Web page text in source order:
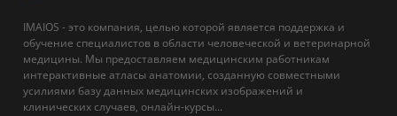
IMAIOS - это компания, целью которой является поддержка и
обучение специалистов в области человеческой и ветеринарной
медицины. Мы предоставляем медицинским работникам
интерактивные атласы анатомии, созданную совместными
усилиями базу данных медицинских изображений и
клинических случаев, онлайн-курсы...